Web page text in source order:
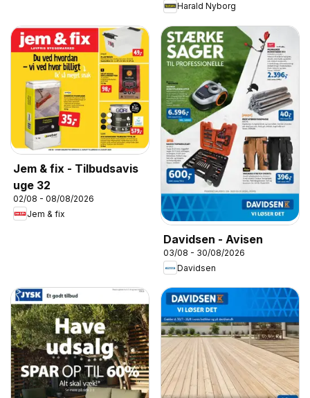
Harald Nyborg
Jem & fix - Tilbudsavis
uge 32
02/08 - 08/08/2026
Jem & fix
Davidsen - Avisen
03/08 - 30/08/2026
Davidsen